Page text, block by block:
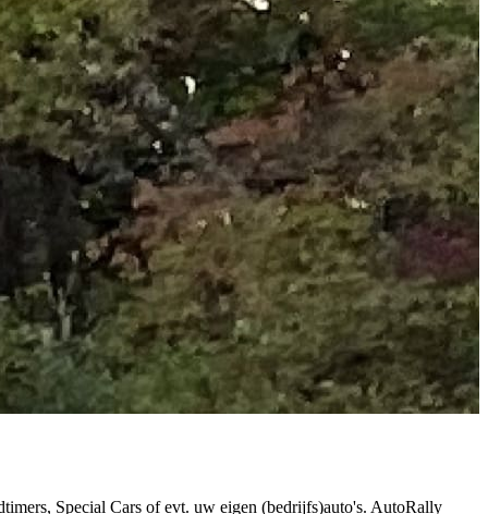
Special Cars of evt. uw eigen (bedrijfs)auto's. AutoRally